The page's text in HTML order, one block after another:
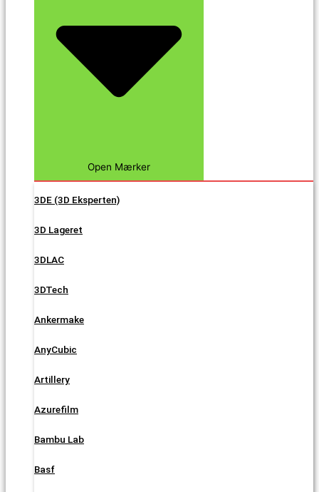
Open Mærker
3DE (3D Eksperten)
3D Lageret
3DLAC
3DTech
Ankermake
AnyCubic
Artillery
Azurefilm
Bambu Lab
Basf